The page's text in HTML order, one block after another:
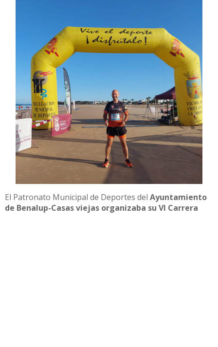
El Patronato Municipal de Deportes del Ayuntamiento
de Benalup-Casas viejas organizaba su VI Carrera